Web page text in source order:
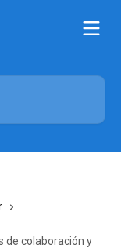
de colaboración y